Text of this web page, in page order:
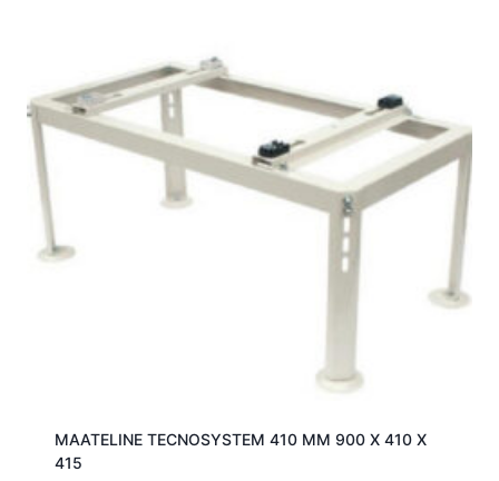
MAATELINE TECNOSYSTEM 410 MM 900 X 410 X
415